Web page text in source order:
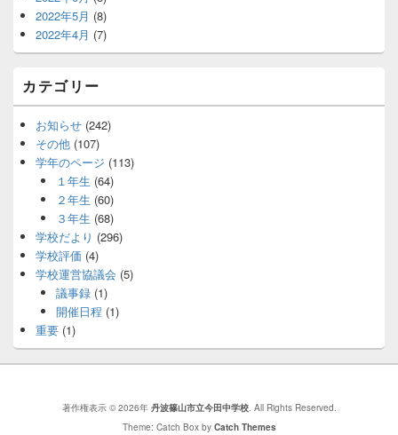
2022年5月 (8)
2022年4月 (7)
カテゴリー
お知らせ (242)
その他 (107)
学年のページ (113)
１年生 (64)
２年生 (60)
３年生 (68)
学校だより (296)
学校評価 (4)
学校運営協議会 (5)
議事録(1)
開催日程 (1)
重要 (1)
著作権表示 © 2026年 丹波篠山市立今田中学校. All Rights Reserved.
Theme: Catch Box by Catch Themes